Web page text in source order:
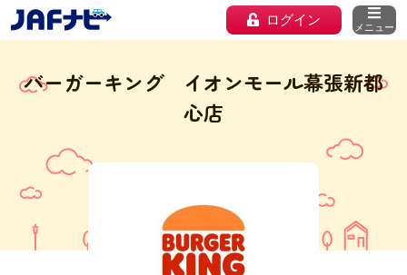
ログイン メニュー
バーガーキング イオンモール幕張新都
心店